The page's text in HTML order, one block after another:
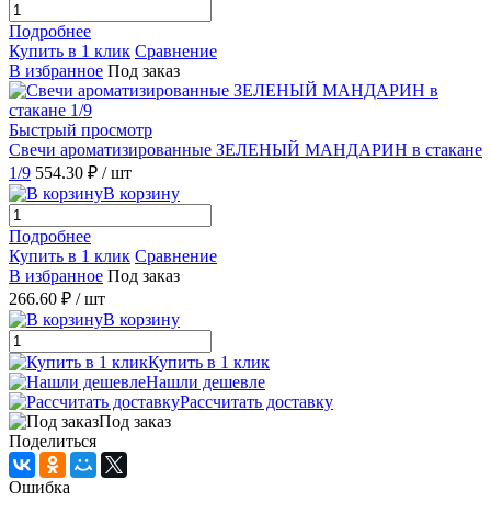
Подробнее
Купить в 1 клик Сравнение
В избранное Под заказ
Быстрый просмотр
Свечи ароматизированные ЗЕЛЕНЫЙ МАНДАРИН в стакане
1/9 554.30 ₽ / шт
В корзину
Подробнее
Купить в 1 клик Сравнение
В избранное Под заказ
266.60 ₽ / шт
В корзину
Купить в 1 клик
Нашли дешевле
Рассчитать доставку
Под заказ
Поделиться
Ошибка